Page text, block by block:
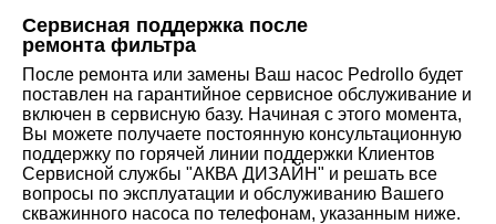
Сервисная поддержка после
ремонта фильтра
После ремонта или замены Ваш насос Pedrollo будет
поставлен на гарантийное сервисное обслуживание и
включен в сервисную базу. Начиная с этого момента,
Вы можете получаете постоянную консультационную
поддержку по горячей линии поддержки Клиентов
Сервисной службы "АКВА ДИЗАЙН" и решать все
вопросы по эксплуатации и обслуживанию Вашего
скважинного насоса по телефонам, указанным ниже.